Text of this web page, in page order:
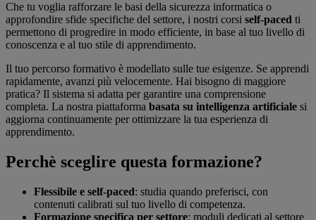
Che tu voglia rafforzare le basi della sicurezza informatica o
approfondire sfide specifiche del settore, i nostri corsi self‑paced ti
permettono di progredire in modo efficiente, in base al tuo livello di
conoscenza e al tuo stile di apprendimento.
Il tuo percorso formativo è modellato sulle tue esigenze. Se apprendi
rapidamente, avanzi più velocemente. Hai bisogno di maggiore
pratica? Il sistema si adatta per garantire una comprensione
completa. La nostra piattaforma basata su intelligenza artificiale si
aggiorna continuamente per ottimizzare la tua esperienza di
apprendimento.
Perchè sceglire questa formazione?
Flessibile e self‑paced: studia quando preferisci, con
contenuti calibrati sul tuo livello di competenza.
Formazione specifica per settore: moduli dedicati al settore